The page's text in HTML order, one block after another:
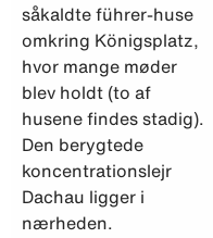
såkaldte führer-huse
omkring Königsplatz,
hvor mange møder
blev holdt (to af
husene findes stadig).
Den berygtede
koncentrationslejr
Dachau ligger i
nærheden.